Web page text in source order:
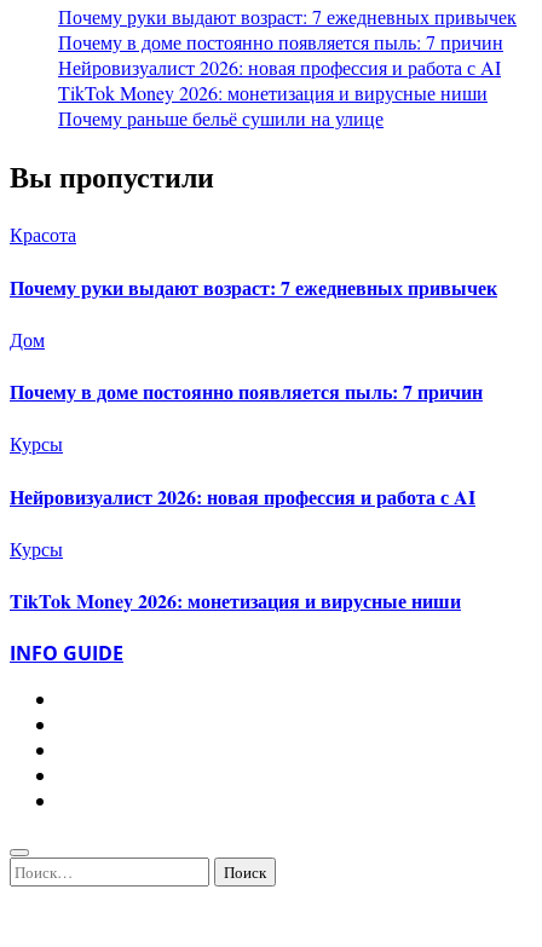
Почему руки выдают возраст: 7 ежедневных привычек
Почему в доме постоянно появляется пыль: 7 причин
Нейровизуалист 2026: новая профессия и работа с AI
TikTok Money 2026: монетизация и вирусные ниши
Почему раньше бельё сушили на улице
Вы пропустили
Красота
Почему руки выдают возраст: 7 ежедневных привычек
Дом
Почему в доме постоянно появляется пыль: 7 причин
Курсы
Нейровизуалист 2026: новая профессия и работа с AI
Курсы
TikTok Money 2026: монетизация и вирусные ниши
INFO GUIDE
Найти: